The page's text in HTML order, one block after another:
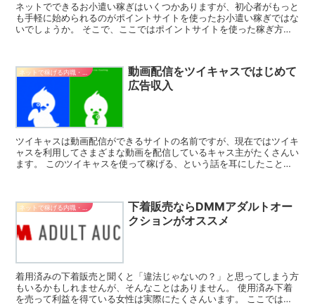
ネットでできるお小遣い稼ぎはいくつかありますが、初心者がもっと
も手軽に始められるのがポイントサイトを使ったお小遣い稼ぎではな
いでしょうか。 そこで、ここではポイントサイトを使った稼ぎ方や
ネットで稼げる内職・副業
動画配信をツイキャスではじめて
広告収入
ツイキャスは動画配信ができるサイトの名前ですが、現在ではツイキ
ャスを利用してさまざまな動画を配信しているキャス主がたくさんい
ます。 このツイキャスを使って稼げる、という話を耳にしたことが
下着販売ならDMMアダルトオー
クションがオススメ
着用済みの下着販売と聞くと「違法じゃないの？」と思ってしまう方
もいるかもしれませんが、そんなことはありません。 使用済み下着
を売って利益を得ている女性は実際にたくさんいます。 ここでは下